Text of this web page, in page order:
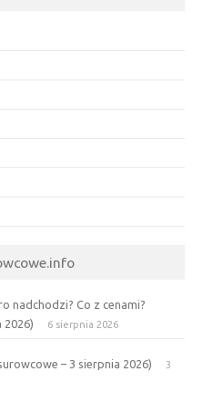
nadchodzi? Co z cenami?
2026)
6 sierpnia 2026
– 3 sierpnia 2026)
3